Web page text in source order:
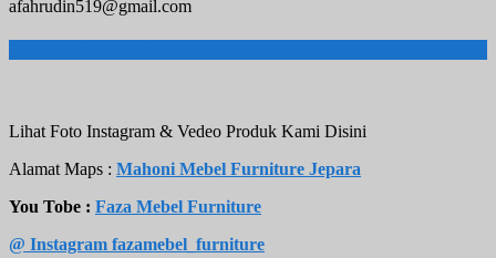
afahrudin519@gmail.com
Lihat Foto Instagram & Vedeo Produk Kami Disini
Alamat Maps : Mahoni Mebel Furniture Jepara
You Tobe : Faza Mebel Furniture
@ Instagram fazamebel_furniture